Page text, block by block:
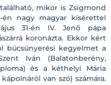
mikor is Zsigmond
én nagy magyar kísérettel
31-én IV. Jenő pápa
koronázta. Ekkor kért
búcsúnyerési kegyelmet a
Iván (Balatonberény,
és a kéthelyi Mária
van szó) számára.